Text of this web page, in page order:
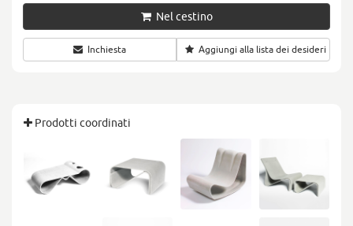
Nel cestino
Inchiesta Aggiungi alla lista dei desideri
Prodotti coordinati